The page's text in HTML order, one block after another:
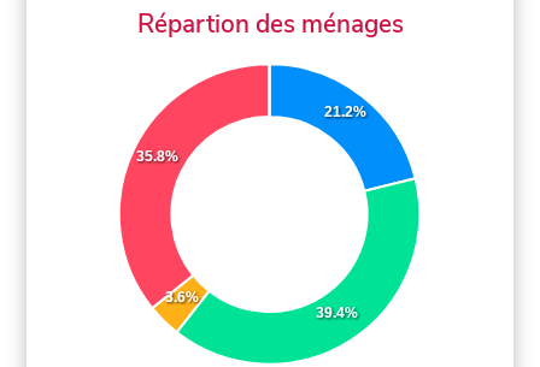
Répartion des ménages
21.2%
39.4%
3.6%
35.8%